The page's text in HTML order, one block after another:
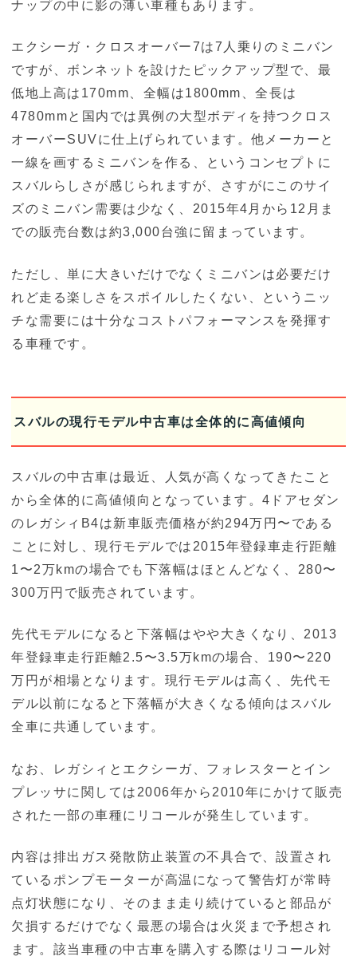
ナップの中に影の薄い車種もあります。
エクシーガ・クロスオーバー7は7人乗りのミニバン
ですが、ボンネットを設けたピックアップ型で、最
低地上高は170mm、全幅は1800mm、全長は
4780mmと国内では異例の大型ボディを持つクロス
オーバーSUVに仕上げられています。他メーカーと
一線を画するミニバンを作る、というコンセプトに
スバルらしさが感じられますが、さすがにこのサイ
ズのミニバン需要は少なく、2015年4月から12月ま
での販売台数は約3,000台強に留まっています。
ただし、単に大きいだけでなくミニバンは必要だけ
れど走る楽しさをスポイルしたくない、というニッ
チな需要には十分なコストパフォーマンスを発揮す
る車種です。
スバルの現行モデル中古車は全体的に高値傾向
スバルの中古車は最近、人気が高くなってきたこと
から全体的に高値傾向となっています。4ドアセダン
のレガシィB4は新車販売価格が約294万円〜である
ことに対し、現行モデルでは2015年登録車走行距離
1〜2万kmの場合でも下落幅はほとんどなく、280〜
300万円で販売されています。
先代モデルになると下落幅はやや大きくなり、2013
年登録車走行距離2.5〜3.5万kmの場合、190〜220
万円が相場となります。現行モデルは高く、先代モ
デル以前になると下落幅が大きくなる傾向はスバル
全車に共通しています。
なお、レガシィとエクシーガ、フォレスターとイン
プレッサに関しては2006年から2010年にかけて販売
された一部の車種にリコールが発生しています。
内容は排出ガス発散防止装置の不具合で、設置され
ているポンプモーターが高温になって警告灯が常時
点灯状態になり、そのまま走り続けていると部品が
欠損するだけでなく最悪の場合は火災まで予想され
ます。該当車種の中古車を購入する際はリコール対